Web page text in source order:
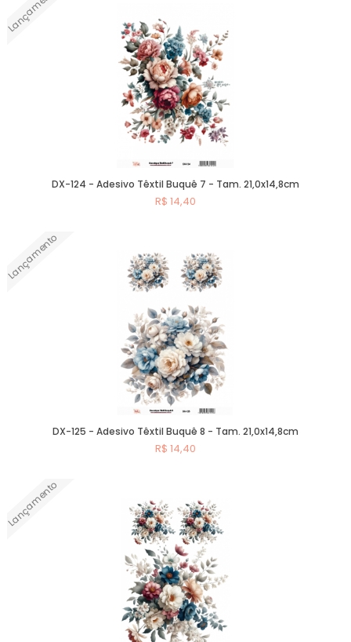
DX-124 - Adesivo Têxtil Buquê 7 - Tam. 21,0x14,8cm
R$ 14,40
Lançamento
DX-125 - Adesivo Têxtil Buquê 8 - Tam. 21,0x14,8cm
R$ 14,40
Lançamento